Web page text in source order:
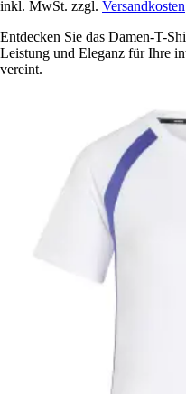
inkl. MwSt. zzgl. Versandkosten
Entdecken Sie das Damen-T-
Leistung und Eleganz für Ihre
vereint.